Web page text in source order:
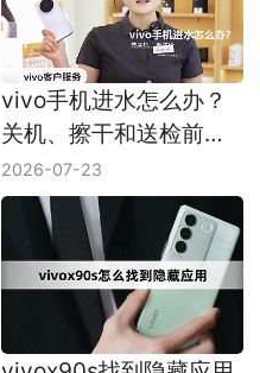
vivo手机进水怎么办？
关机、擦干和送检前注
意事项
2026-07-23